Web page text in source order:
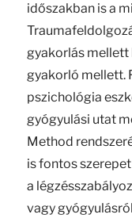
időszakban is a
gyakorlás mellett
gyakorló mellett.
pszichológia
gyógyulási utat
Method
is fontos
a
vagy